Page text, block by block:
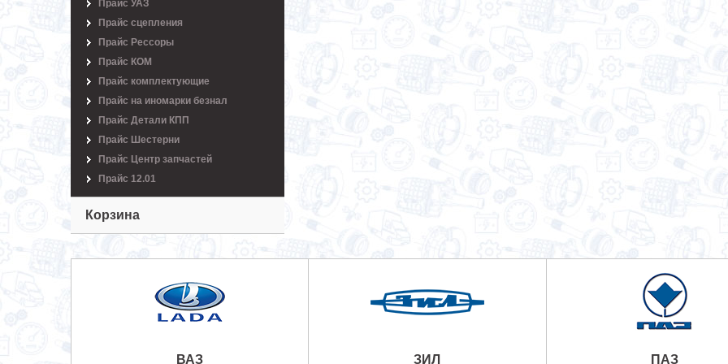
Прайс УАЗ
Прайс сцепления
Прайс Рессоры
Прайс КОМ
Прайс комплектующие
Прайс на иномарки безнал
Прайс Детали КПП
Прайс Шестерни
Прайс Центр запчастей
Прайс 12.01
Корзина
ВАЗ ЗИЛ ПАЗ